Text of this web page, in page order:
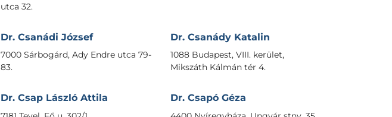
utca 32.
Dr. Csanádi József
7000 Sárbogárd, Ady Endre utca 79-
83.
Dr. Csanády Katalin
1088 Budapest, VIII. kerület,
Mikszáth Kálmán tér 4.
Dr. Csap László Attila Dr. Csapó Géza